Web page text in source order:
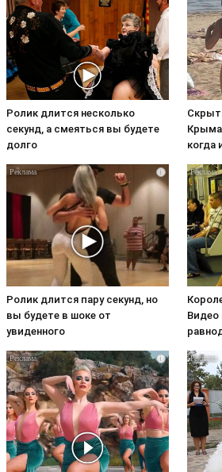
Ролик длится несколько
секунд, а смеяться вы будете
долго
когда
i
Ролик длится пару секунд, но
вы будете в шоке от
увиденного
Видео
i